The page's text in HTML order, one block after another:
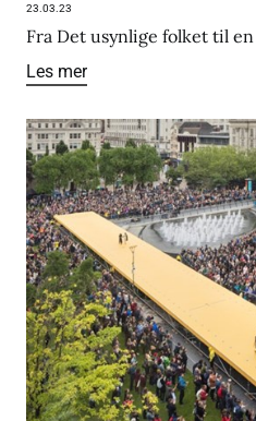
23.03.23
Fra Det usynlige folket til
Les mer